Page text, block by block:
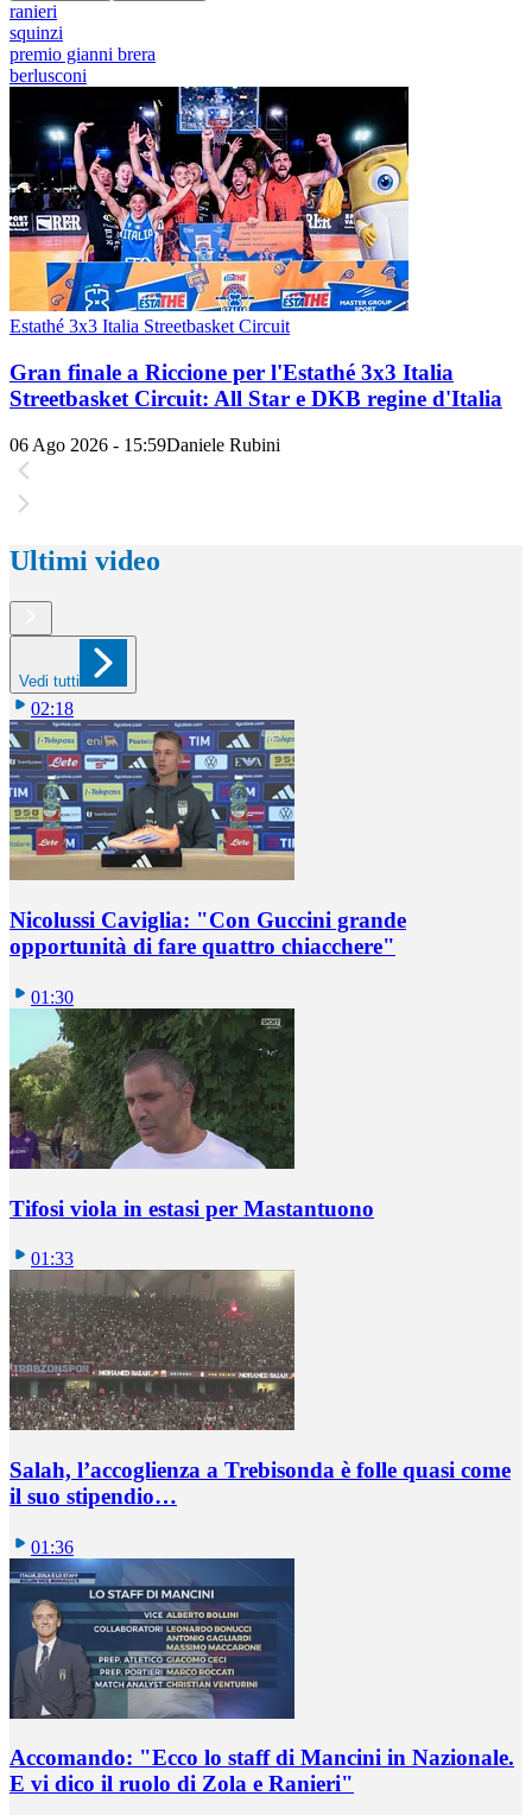
ranieri
squinzi
premio gianni brera
berlusconi
Estathé 3x3 Italia Streetbasket Circuit
Gran finale a Riccione per l'Estathé 3x3 Italia
Streetbasket Circuit: All Star e DKB regine d'Italia
06 Ago 2026 - 15:59Daniele Rubini
Ultimi video
Vedi tutti
02:18
Nicolussi Caviglia: "Con Guccini grande
opportunità di fare quattro chiacchere"
01:30
Tifosi viola in estasi per Mastantuono
01:33
Salah, l’accoglienza a Trebisonda è folle quasi come
il suo stipendio…
01:36
Accomando: "Ecco lo staff di Mancini in Nazionale.
E vi dico il ruolo di Zola e Ranieri"